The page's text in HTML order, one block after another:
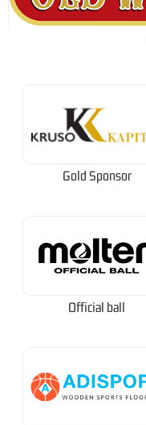
Gold Sponsor
Official ball